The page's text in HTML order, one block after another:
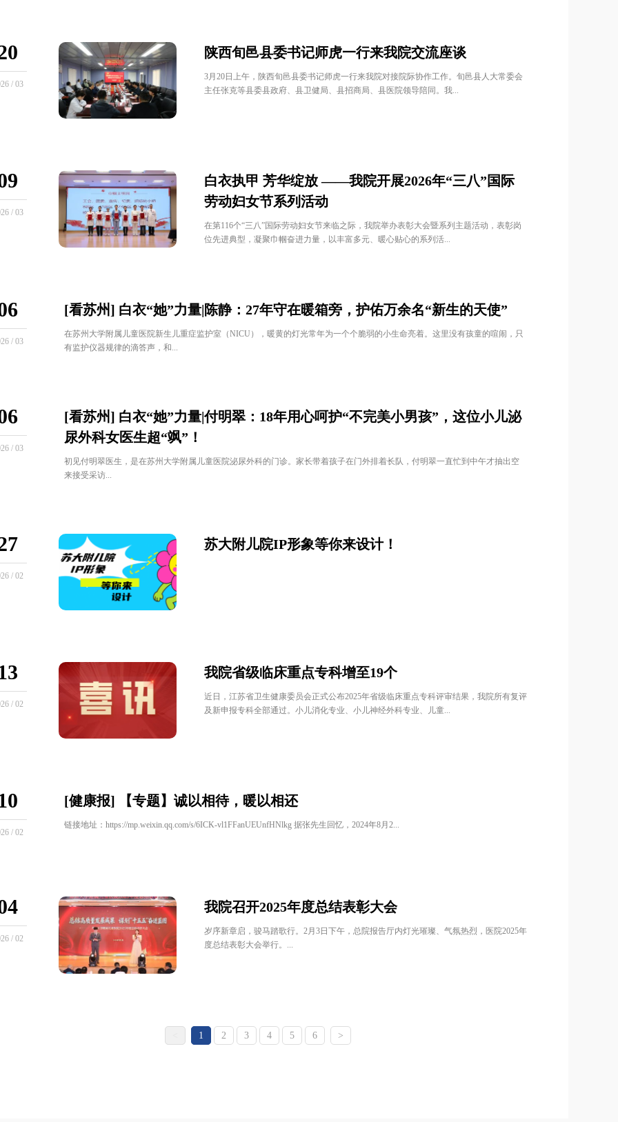
/ 03
陕西旬邑县委书记师虎一行来我院交流座谈
3月20日上午，陕西旬邑县委书记师虎一行来我院对接院际协作工作。旬邑县人大常委会
主任张克等县委县政府、县卫健局、县招商局、县医院领导陪同。我...
/ 03
白衣执甲 芳华绽放 ——我院开展2026年“三八”国际
劳动妇女节系列活动
在第116个“三八”国际劳动妇女节来临之际，我院举办表彰大会暨系列主题活动，表彰岗
位先进典型，凝聚巾帼奋进力量，以丰富多元、暖心贴心的系列活...
/ 03
[看苏州] 白衣“她”力量|陈静：27年守在暖箱旁，护佑万余名“新生的天使”
在苏州大学附属儿童医院新生儿重症监护室（NICU），暖黄的灯光常年为一个个脆弱的小生命亮着。这里没有孩童的喧闹，只
有监护仪器规律的滴答声，和...
/ 03
[看苏州] 白衣“她”力量|付明翠：18年用心呵护“不完美小男孩”，这位小儿泌
尿外科女医生超“飒”！
初见付明翠医生，是在苏州大学附属儿童医院泌尿外科的门诊。家长带着孩子在门外排着长队，付明翠一直忙到中午才抽出空
来接受采访...
/ 02
苏大附儿院IP形象等你来设计！
/ 02
我院省级临床重点专科增至19个
近日，江苏省卫生健康委员会正式公布2025年省级临床重点专科评审结果，我院所有复评
及新申报专科全部通过。小儿消化专业、小儿神经外科专业、儿童...
/ 02
[健康报] 【专题】诚以相待，暖以相还
链接地址：https://mp.weixin.qq.com/s/6ICK-vl1FFanUEUnfHNlkg 据张先生回忆，2024年8月2...
/ 02
我院召开2025年度总结表彰大会
岁序新章启，骏马踏歌行。2月3日下午，总院报告厅内灯光璀璨、气氛热烈，医院2025年
度总结表彰大会举行。...
1 2 3 4 5 6 >